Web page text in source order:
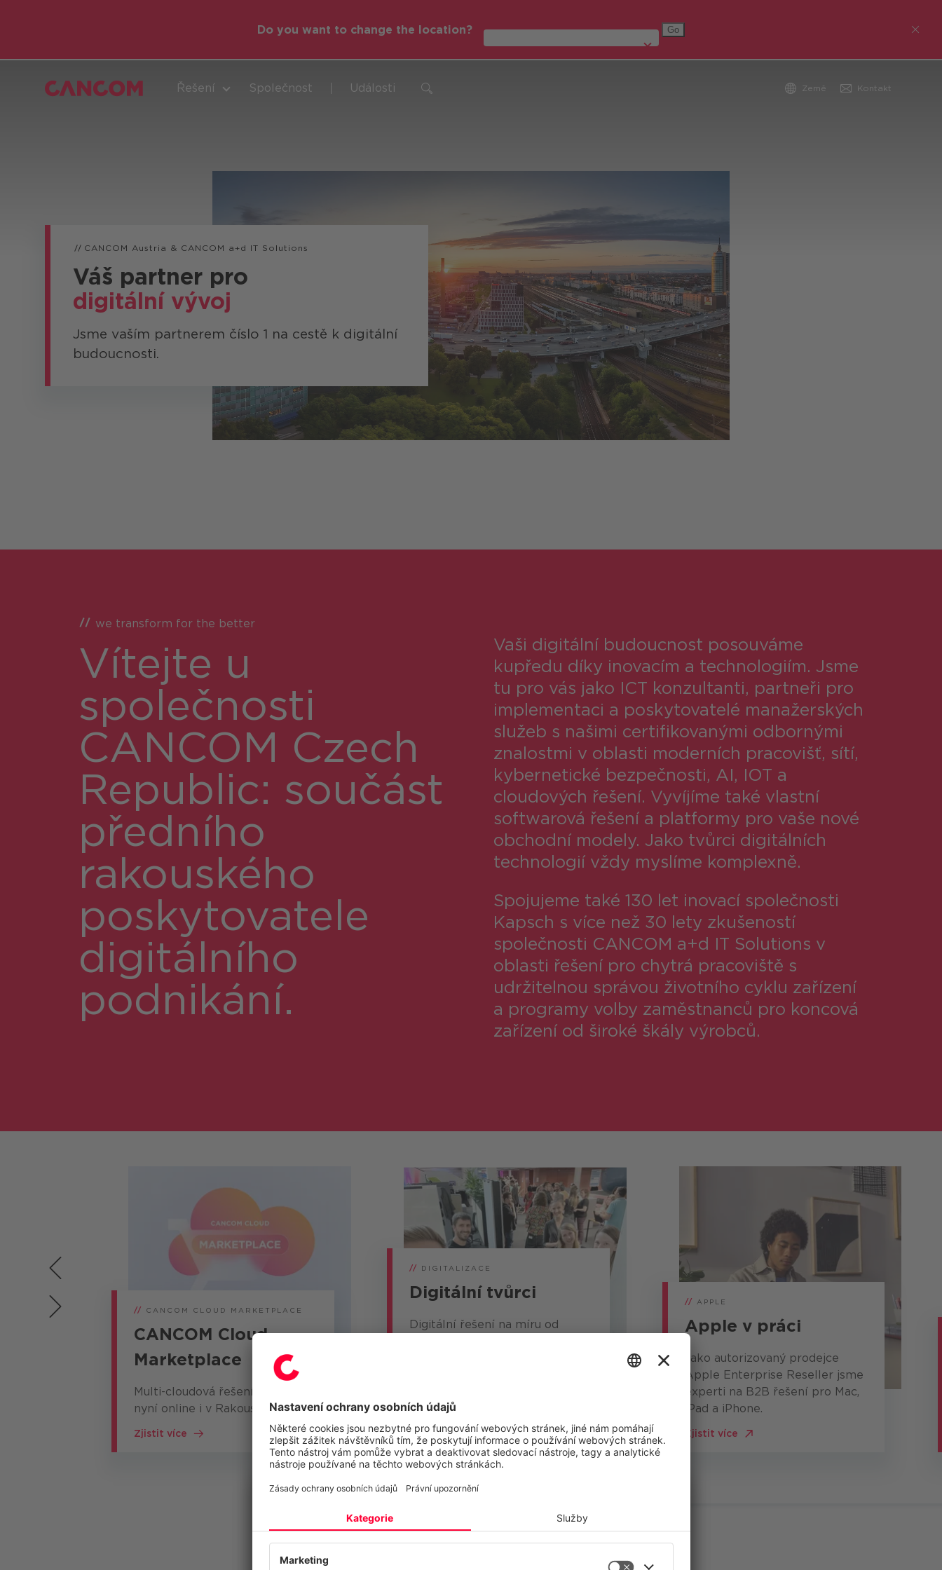
Do you want to change the location?
Řešení Společnost Události
Global (English)
Země Kontakt
CANCOM Austria & CANCOM a+d IT Solutions
Váš partner pro
digitální vývoj
Jsme vaším partnerem číslo 1 na cestě k digitální
budoucnosti.
we transform for the better
Vítejte u
společnosti
CANCOM Czech
Republic: součást
předního
rakouského
poskytovatele
digitálního
podnikání.
Vaši digitální budoucnost posouváme
kupředu díky inovacím a technologiím. Jsme
tu pro vás jako ICT konzultanti, partneři pro
implementaci a poskytovatelé manažerských
služeb s našimi certifikovanými odbornými
znalostmi v oblasti moderních pracovišť, sítí,
kybernetické bezpečnosti, AI, IOT a
cloudových řešení. Vyvíjíme také vlastní
softwarová řešení a platformy pro vaše nové
obchodní modely. Jako tvůrci digitálních
technologií vždy myslíme komplexně.
Spojujeme také 130 let inovací společnosti
Kapsch s více než 30 lety zkušeností
společnosti CANCOM a+d IT Solutions v
oblasti řešení pro chytrá pracoviště s
udržitelnou správou životního cyklu zařízení
a programy volby zaměstnanců pro koncová
zařízení od široké škály výrobců.
// CANCOM CLOUD MARKETPLACE
CANCOM Cloud
Marketplace
Multi-cloudová řešení a služby
nyní online i v Rakousku.
Zjistit více
// DIGITALIZACE
Digitální tvůrci
Digitální řešení na míru od
znalostem. ..
Zjistit více
// APPLE
Apple v práci
Jako autorizovaný prodejce
Apple Enterprise Reseller jsme
experti na B2B řešení pro Mac,
iPad a iPhone.
Zjistit více
Vážíme si vašeho soukromí
Tyto webové stránky používají cookies a podobné technologie, abychom mohli
poskytovat a neustále zlepšovat naše služby a zobrazovat reklamy podle vašich zájmů.